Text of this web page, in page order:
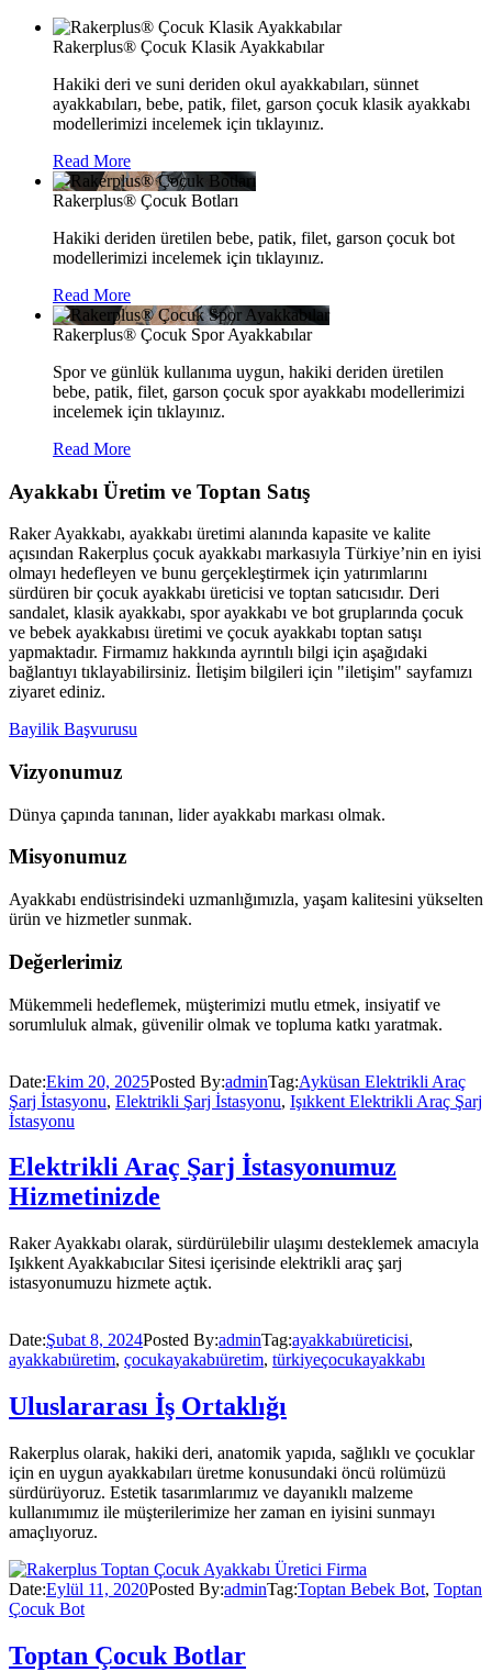
Rakerplus® Çocuk Klasik Ayakkabılar
Hakiki deri ve suni deriden okul ayakkabıları, sünnet
ayakkabıları, bebe, patik, filet, garson çocuk klasik ayakkabı
modellerimizi incelemek için tıklayınız.
Read More
Rakerplus® Çocuk Botları
Hakiki deriden üretilen bebe, patik, filet, garson çocuk bot
modellerimizi incelemek için tıklayınız.
Read More
Rakerplus® Çocuk Spor Ayakkabılar
Spor ve günlük kullanıma uygun, hakiki deriden üretilen
bebe, patik, filet, garson çocuk spor ayakkabı modellerimizi
incelemek için tıklayınız.
Read More
Ayakkabı Üretim ve Toptan Satış
Raker Ayakkabı, ayakkabı üretimi alanında kapasite ve kalite
açısından Rakerplus çocuk ayakkabı markasıyla Türkiye’nin en iyisi
olmayı hedefleyen ve bunu gerçekleştirmek için yatırımlarını
sürdüren bir çocuk ayakkabı üreticisi ve toptan satıcısıdır. Deri
sandalet, klasik ayakkabı, spor ayakkabı ve bot gruplarında çocuk
ve bebek ayakkabısı üretimi ve çocuk ayakkabı toptan satışı
yapmaktadır. Firmamız hakkında ayrıntılı bilgi için aşağıdaki
bağlantıyı tıklayabilirsiniz. İletişim bilgileri için "iletişim" sayfamızı
ziyaret ediniz.
Bayilik Başvurusu
Vizyonumuz
Dünya çapında tanınan, lider ayakkabı markası olmak.
Misyonumuz
Ayakkabı endüstrisindeki uzmanlığımızla, yaşam kalitesini yükselten
ürün ve hizmetler sunmak.
Değerlerimiz
Mükemmeli hedeflemek, müşterimizi mutlu etmek, insiyatif ve
sorumluluk almak, güvenilir olmak ve topluma katkı yaratmak.
Date:Ekim 20, 2025Posted By:adminTag:Ayküsan Elektrikli Araç
Şarj İstasyonu, Elektrikli Şarj İstasyonu, Işıkkent Elektrikli Araç Şarj
İstasyonu
Elektrikli Araç Şarj İstasyonumuz
Hizmetinizde
Raker Ayakkabı olarak, sürdürülebilir ulaşımı desteklemek amacıyla
Işıkkent Ayakkabıcılar Sitesi içerisinde elektrikli araç şarj
istasyonumuzu hizmete açtık.
Date:Şubat 8, 2024Posted By:adminTag:ayakkabıüreticisi,
ayakkabıüretim, çocukayakabıüretim, türkiyeçocukayakkabı
Uluslararası İş Ortaklığı
Rakerplus olarak, hakiki deri, anatomik yapıda, sağlıklı ve çocuklar
için en uygun ayakkabıları üretme konusundaki öncü rolümüzü
sürdürüyoruz. Estetik tasarımlarımız ve dayanıklı malzeme
kullanımımız ile müşterilerimize her zaman en iyisini sunmayı
amaçlıyoruz.
Date:Eylül 11, 2020Posted By:adminTag:Toptan Bebek Bot, Toptan
Çocuk Bot
Toptan Çocuk Botlar